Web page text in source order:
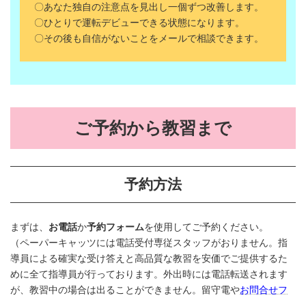
〇あなた独自の注意点を見出し一個ずつ改善します。
〇ひとりで運転デビューできる状態になります。
〇その後も自信がないことをメールで相談できます。
ご予約から教習まで
予約方法
まずは、 お電話か予約フォームを使用してご予約ください。
（ペーパーキャッツには電話受付専従スタッフがおりません。指
導員による確実な受け答えと高品質な教習を安価でご提供するた
めに全て指導員が行っております。外出時には電話転送されます
が、教習中の場合は出ることができません。留守電やお問合せフ